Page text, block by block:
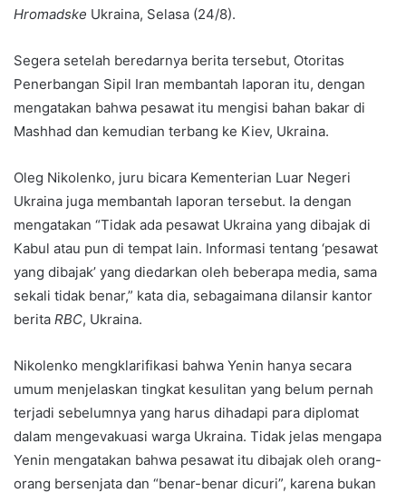
Hromadske Ukraina, Selasa (24/8).
Segera setelah beredarnya berita tersebut, Otoritas
Penerbangan Sipil Iran membantah laporan itu, dengan
mengatakan bahwa pesawat itu mengisi bahan bakar di
Mashhad dan kemudian terbang ke Kiev, Ukraina.
Oleg Nikolenko, juru bicara Kementerian Luar Negeri
Ukraina juga membantah laporan tersebut. Ia dengan
mengatakan “Tidak ada pesawat Ukraina yang dibajak di
Kabul atau pun di tempat lain. Informasi tentang ‘pesawat
yang dibajak’ yang diedarkan oleh beberapa media, sama
sekali tidak benar,” kata dia, sebagaimana dilansir kantor
berita RBC, Ukraina.
Nikolenko mengklarifikasi bahwa Yenin hanya secara
umum menjelaskan tingkat kesulitan yang belum pernah
terjadi sebelumnya yang harus dihadapi para diplomat
dalam mengevakuasi warga Ukraina. Tidak jelas mengapa
Yenin mengatakan bahwa pesawat itu dibajak oleh orang-
orang bersenjata dan “benar-benar dicuri”, karena bukan